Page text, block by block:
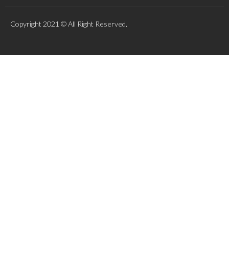
Copyright 2021 © All Right Reserved.